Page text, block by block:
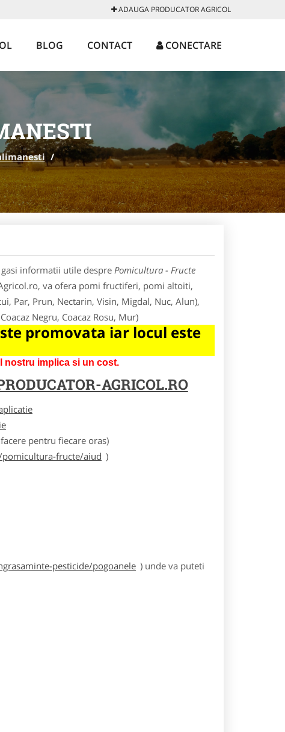
ADAUGA PRODUCATOR AGRICOL
BLOG CONTACT CONECTARE
/
informatii utile desprePomicultura - Fructe
va ofera pomi fructiferi, pomi altoiti,
Par, Prun, Nectarin, Visin, Migdal, Nuc, Alun),
Negru, Coacaz Rosu, Mur)
promovata iar locul este
nostru implica si un cost.
AGRICOL.RO
pentru fiecare oras)
fructe/aiud )
pesticide/pogoanele ) unde va puteti